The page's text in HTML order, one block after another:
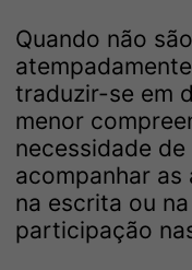
Quando não
traduzir-se em
menor
necessidade
acompanhar as
na escrita ou
participação